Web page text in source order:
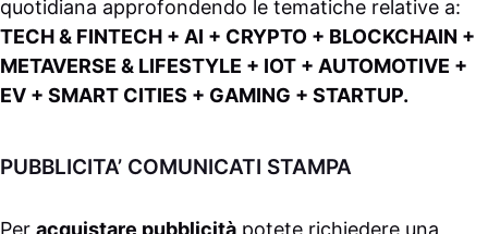
quotidiana approfondendo le tematiche relative a:
TECH & FINTECH + AI + CRYPTO + BLOCKCHAIN +
METAVERSE & LIFESTYLE + IOT + AUTOMOTIVE +
EV + SMART CITIES + GAMING + STARTUP.
PUBBLICITA’ COMUNICATI STAMPA
Per acquistare pubblicità potete richiedere una